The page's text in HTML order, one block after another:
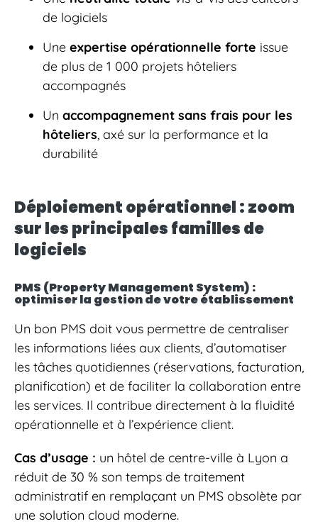
de logiciels
Une expertise opérationnelle forte issue
de plus de 1 000 projets hôteliers
accompagnés
Un accompagnement sans frais pour les
hôteliers, axé sur la performance et la
durabilité
Déploiement opérationnel : zoom
sur les principales familles de
logiciels
PMS (Property Management System) :
optimiser la gestion de votre établissement
Un bon PMS doit vous permettre de centraliser
les informations liées aux clients, d’automatiser
les tâches quotidiennes (réservations, facturation,
planification) et de faciliter la collaboration entre
les services. Il contribue directement à la fluidité
opérationnelle et à l’expérience client.
Cas d’usage : un hôtel de centre-ville à Lyon a
réduit de 30 % son temps de traitement
administratif en remplaçant un PMS obsolète par
une solution cloud moderne.